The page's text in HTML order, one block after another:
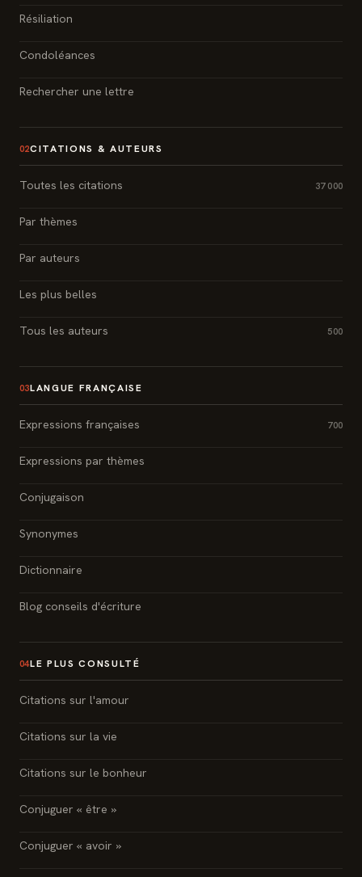
Résiliation
Condoléances
Rechercher une lettre
02CITATIONS & AUTEURS
Toutes les citations 37 000
Par thèmes
Par auteurs
Les plus belles
Tous les auteurs 500
03LANGUE FRANÇAISE
Expressions françaises 700
Expressions par thèmes
Conjugaison
Synonymes
Dictionnaire
Blog conseils d'écriture
04LE PLUS CONSULTÉ
Citations sur l'amour
Citations sur la vie
Citations sur le bonheur
Conjuguer « être »
Conjuguer « avoir »